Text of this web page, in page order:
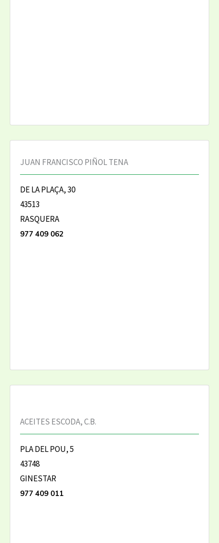
JUAN FRANCISCO PIÑOL TENA
DE LA PLAÇA, 30
43513
RASQUERA
977 409 062
ACEITES ESCODA, C.B.
PLA DEL POU, 5
43748
GINESTAR
977 409 011